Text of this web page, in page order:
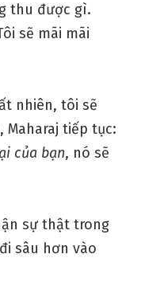
thu được gì.
sẽ mãi mãi
nhiên, tôi sẽ
Maharaj tiếp tục:
của bạn, nó sẽ
sự thật trong
sâu hơn vào